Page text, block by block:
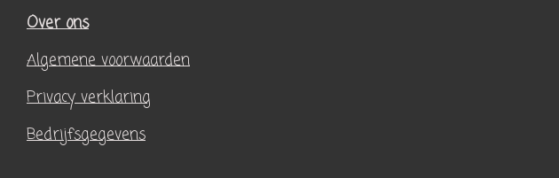
Over ons
Algemene voorwaarden
Privacy verklaring
Bedrijfsgegevens